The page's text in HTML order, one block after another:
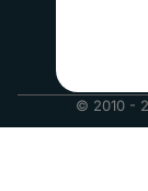
© 2010 -